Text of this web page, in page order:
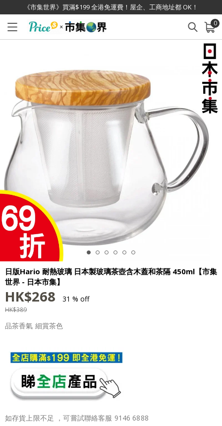
《市集世界》買滿$199 全港免運費！屋企、工商地址都 OK！
0
已加入購物車 查看
日版Hario 耐熱玻璃 日本製玻璃茶壺含木蓋和茶隔 450ml【市集
世界 - 日本市集】
HK$268 31 % off
HK$389
品茶香氣 細賞茶色
如存貨上限不足 ，可嘗試聯絡客服 9146 6888